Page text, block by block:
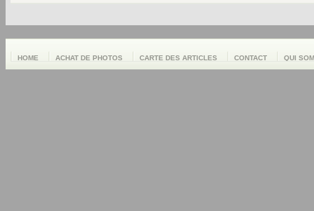
HOME ACHAT DE PHOTOS CARTE DES ARTICLES CONTACT QUI